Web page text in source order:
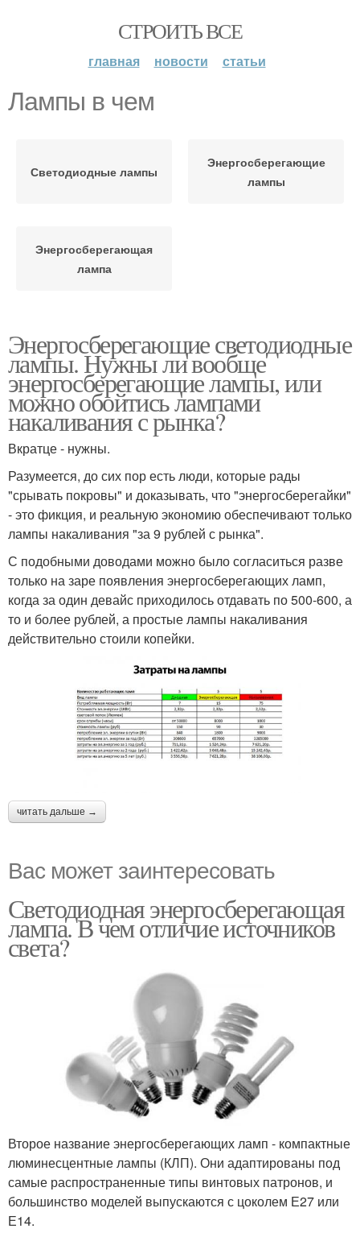
СТРОИТЬ ВСЕ
главная новости статьи
Лампы в чем
Светодиодные лампы
Энергосберегающие
лампы
Энергосберегающая
лампа
Энергосберегающие светодиодные
лампы. Нужны ли вообще
энергосберегающие лампы, или
можно обойтись лампами
накаливания с рынка?
Вкратце - нужны.
Разумеется, до сих пор есть люди, которые рады
"срывать покровы" и доказывать, что "энергосберегайки"
- это фикция, и реальную экономию обеспечивают только
лампы накаливания "за 9 рублей с рынка".
С подобными доводами можно было согласиться разве
только на заре появления энергосберегающих ламп,
когда за один девайс приходилось отдавать по 500-600, а
то и более рублей, а простые лампы накаливания
действительно стоили копейки.
читать дальше →
Вас может заинтересовать
Светодиодная энергосберегающая
лампа. В чем отличие источников
света?
Второе название энергосберегающих ламп - компактные
люминесцентные лампы (КЛП). Они адаптированы под
самые распространенные типы винтовых патронов, и
большинство моделей выпускаются с цоколем Е27 или
Е14.